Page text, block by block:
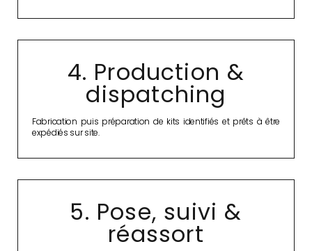
4. Production &
dispatching
Fabrication puis préparation de kits identifiés et prêts à être
expédiés sur site.
5. Pose, suivi &
réassort